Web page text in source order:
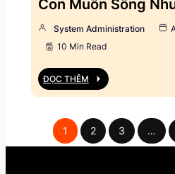
Con Muốn Sống
System Administration
10 Min Read
ĐỌC THÊM
1 2 3 …